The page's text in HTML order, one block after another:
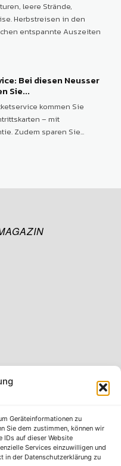
Geräteinformationen zu
Sie dem zustimmen, können wir
IDs auf dieser Website
Services einzuwilligen und
in der Datenschutzerklärung zu
leere Strände,
Herbstreisen in den
entspannte Auszeiten
Bei diesen Neusser
Sie...
kommen Sie
– mit
Zudem sparen Sie...
Girokonto? Dann ist unser
Die beiden
erfahren Sie